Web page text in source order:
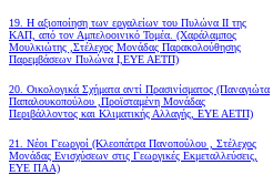
19. Η αξιοποίηση των εργαλείων του Πυλώνα ΙΙ της
ΚΑΠ, από τον Αμπελοοινικό Τομέα. (Χαράλαμπος
Μουλκιώτης ,Στέλεχος Μονάδας Παρακολούθησης
Παρεμβάσεων Πυλώνα Ι,ΕΥΕ ΑΕΤΠ)
20. Οικολογικά Σχήματα αντί Πρασινίσματος (Παναγιώτα
Παπαλουκοπούλου ,Προϊσταμένη Μονάδας
Περιβάλλοντος και Κλιματικής Αλλαγής, ΕΥΕ ΑΕΤΠ)
21. Νέοι Γεωργοί (Κλεοπάτρα Πανοπούλου , Στέλεχος
Μονάδας Ενισχύσεων στις Γεωργικές Εκμεταλλεύσεις,
ΕΥΕ ΠΑΑ)